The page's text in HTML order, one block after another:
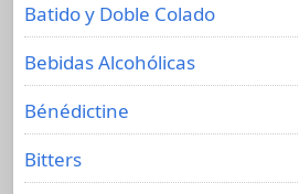
Batido y Doble Colado
Bebidas Alcohólicas
Bénédictine
Bitters